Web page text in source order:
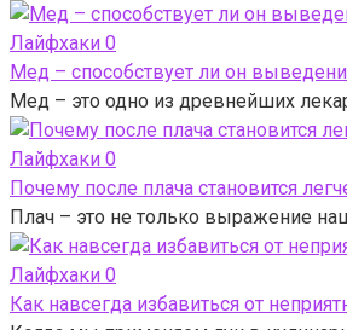
Лайфхаки 0
Мед – способствует ли он
Мед – это одно из древнейших
Лайфхаки 0
Почему после плача становится
Плач – это не только выражение
Лайфхаки 0
Как навсегда избавиться от